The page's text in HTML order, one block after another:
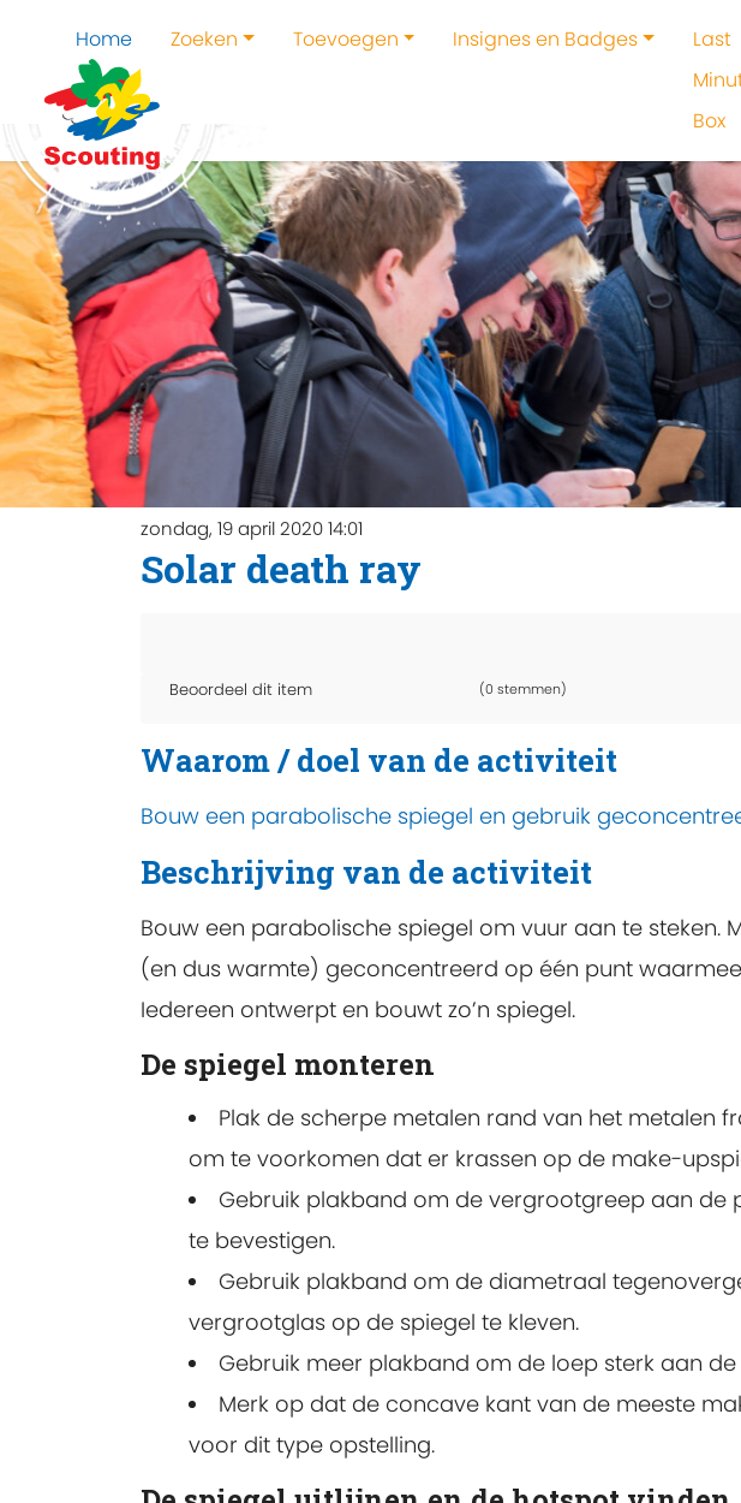
Home Zoeken Toevoegen Insignes en Badges
Last
Box
zondag, 19 april 2020 14:01
Solar death ray
Beoordeel dit item (0 stemmen)
Waarom / doel van de activiteit
Bouw een parabolische spiegel en gebruik
Beschrijving van de activiteit
Bouw een parabolische spiegel om vuur aan te steken.
(en dus warmte) geconcentreerd op één punt
Iedereen ontwerpt en bouwt zo’n spiegel.
De spiegel monteren
Plak de scherpe metalen rand van het metalen
om te voorkomen dat er krassen op de make-
Gebruik plakband om de vergrootgreep aan de
te bevestigen.
Gebruik plakband om de diametraal
vergrootglas op de spiegel te kleven.
Gebruik meer plakband om de loep sterk aan
Merk op dat de concave kant van de meeste
voor dit type opstelling.